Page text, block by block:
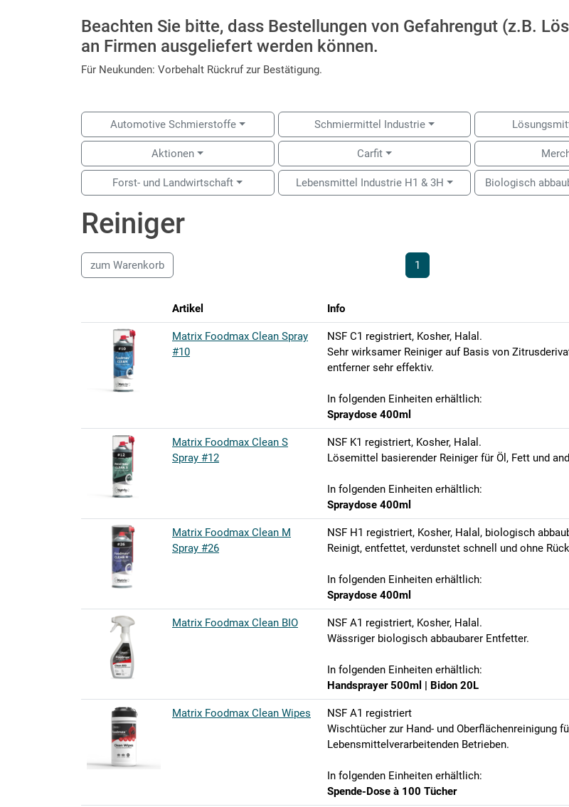
Beachten Sie bitte, dass Bestellungen von Gefahrengut (z.B.
an Firmen ausgeliefert werden können.
Für Neukunden: Vorbehalt Rückruf zur Bestätigung.
Automotive Schmierstoffe Schmiermittel Industrie
Aktionen Carfit
Forst- und Landwirtschaft Lebensmittel Industrie H1 & 3H Biologisch
Reiniger
zum Warenkorb 1
Artikel Info
Matrix Foodmax Clean Spray
#10
NSF C1 registriert, Kosher, Halal.
Sehr wirksamer Reiniger auf Basis von
entferner sehr effektiv.
In folgenden Einheiten erhältlich:
Spraydose 400ml
Matrix Foodmax Clean S
Spray #12
NSF K1 registriert, Kosher, Halal.
Lösemittel basierender Reiniger für Öl, Fett und
In folgenden Einheiten erhältlich:
Spraydose 400ml
Matrix Foodmax Clean M
Spray #26
NSF H1 registriert, Kosher, Halal, biologisch
Reinigt, entfettet, verdunstet schnell und ohne
In folgenden Einheiten erhältlich:
Spraydose 400ml
Matrix Foodmax Clean BIO
NSF A1 registriert, Kosher, Halal.
Wässriger biologisch abbaubarer Entfetter.
In folgenden Einheiten erhältlich:
Handsprayer 500ml | Bidon 20L
Matrix Foodmax Clean Wipes
NSF A1 registriert
Wischtücher zur Hand- und Oberflächenreinigung
Lebensmittelverarbeitenden Betrieben.
In folgenden Einheiten erhältlich:
Spende-Dose à 100 Tücher